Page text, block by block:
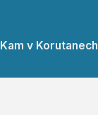
Kam v Korutanech